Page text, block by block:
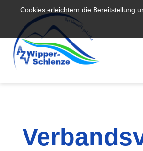
Cookies erleichtern die Bereitstellung